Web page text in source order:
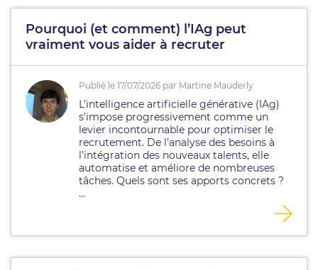
Pourquoi (et comment) l’IAg peut
vraiment vous aider à recruter
Publié le 17/07/2026 par Martine Mauderly
L’intelligence artificielle générative (IAg)
s’impose progressivement comme un
levier incontournable pour optimiser le
recrutement. De l’analyse des besoins à
l’intégration des nouveaux talents, elle
automatise et améliore de nombreuses
tâches. Quels sont ses apports concrets ?
...